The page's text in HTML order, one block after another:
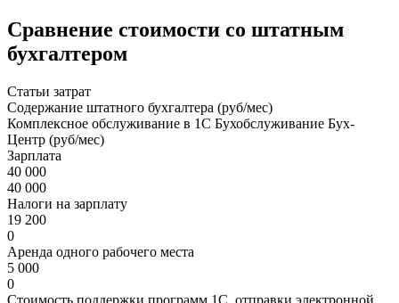
Сравнение стоимости со штатным
бухгалтером
Статьи затрат
Содержание штатного бухгалтера (руб/мес)
Комплексное обслуживание в 1С Бухобслуживание Бух-
Центр (руб/мес)
Зарплата
40 000
40 000
Налоги на зарплату
19 200
0
Аренда одного рабочего места
5 000
0
Стоимость поддержки программ 1С, отправки электронной